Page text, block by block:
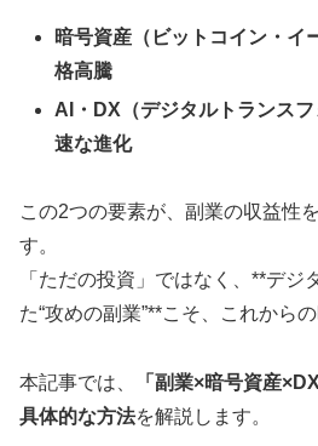
暗号資産（ビットコイン・イ
格高騰
AI・DX（デジタルトランス
速な進化
この2つの要素が、副業の収益性
す。
「ただの投資」ではなく、**デジ
た“攻めの副業”**こそ、これから
本記事では、
「副業×暗号資産
具体的な方法を解説します。